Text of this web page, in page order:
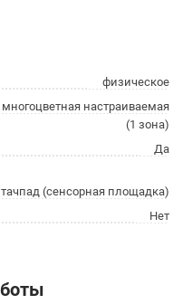
физическое
многоцветная настраиваемая
(1 зона)
Да
тачпад (сенсорная площадка)
Нет